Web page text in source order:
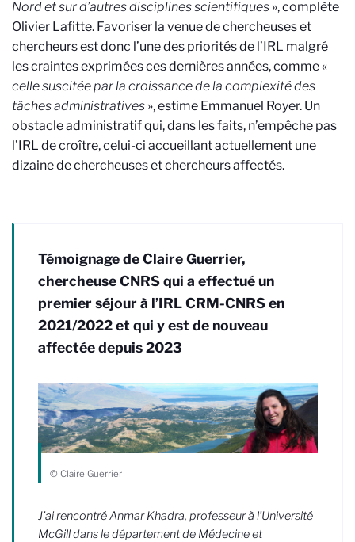
Nord et sur d’autres disciplines scientifiques », complète
Olivier Lafitte. Favoriser la venue de chercheuses et
chercheurs est donc l’une des priorités de l’IRL malgré
les craintes exprimées ces dernières années, comme «
celle suscitée par la croissance de la complexité des
tâches administratives », estime Emmanuel Royer. Un
obstacle administratif qui, dans les faits, n’empêche pas
l’IRL de croître, celui-ci accueillant actuellement une
dizaine de chercheuses et chercheurs affectés.
Témoignage de Claire Guerrier,
chercheuse CNRS qui a effectué un
premier séjour à l’IRL CRM-CNRS en
2021/2022 et qui y est de nouveau
affectée depuis 2023
© Claire Guerrier
J’ai rencontré Anmar Khadra, professeur à l’Université
McGill dans le département de Médecine et